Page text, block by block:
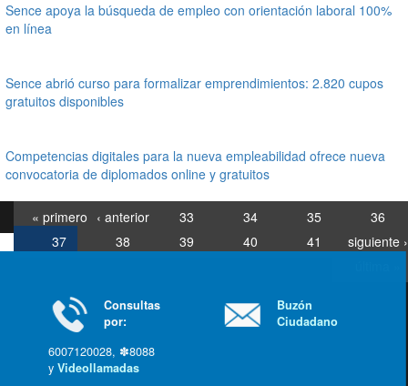
Sence apoya la búsqueda de empleo con orientación laboral 100%
en línea
Sence abrió curso para formalizar emprendimientos: 2.820 cupos
gratuitos disponibles
Competencias digitales para la nueva empleabilidad ofrece nueva
convocatoria de diplomados online y gratuitos
« primero ‹ anterior 33 34 35
36
37
38 39 40 41
siguiente ›
Consultas
por:
6007120028, ✽8088
yVideollamadas
Buzón
Ciudadano